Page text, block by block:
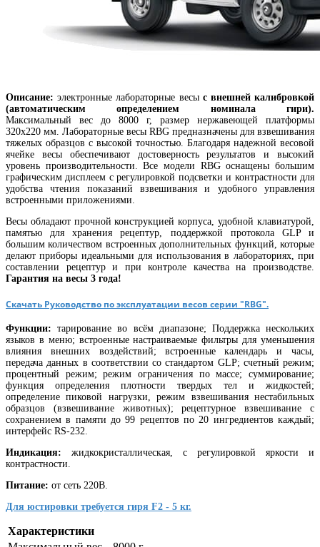
Описание: электронные лабораторные весы с внешней калибровкой
(автоматическим определением номинала гири).
Максимальный вес до 8000 г, размер нержавеющей платформы
320х220 мм. Лабораторные весы RBG предназначены для взвешивания
тяжелых образцов с высокой точностью. Благодаря надежной весовой
ячейке весы обеспечивают достоверность результатов и высокий
уровень производительности. Все модели RBG оснащены большим
графическим дисплеем с регулировкой подсветки и контрастности для
удобства чтения показаний взвешивания и удобного управления
встроенными приложениями.
Весы обладают прочной конструкцией корпуса, удобной клавиатурой,
памятью для хранения рецептур, поддержкой протокола GLP и
большим количеством встроенных дополнительных функций, которые
делают приборы идеальными для использования в лабораториях, при
составлении рецептур и при контроле качества на производстве.
Гарантия на весы 3 года!
Скачать Руководство по эксплуатации весов серии "RBG".
Функции:тарирование во всём диапазоне; Поддержка нескольких
языков в меню; встроенные настраиваемые фильтры для уменьшения
влияния внешних воздействий; встроенные календарь и часы,
передача данных в соответствии со стандартом GLP; счетный режим;
процентный режим; режим ограничения по массе; суммирование;
функция определения плотности твердых тел и жидкостей;
определение пиковой нагрузки, режим взвешивания нестабильных
образцов (взвешивание животных); рецептурное взвешивание с
сохранением в памяти до 99 рецептов по 20 ингредиентов каждый;
интерфейс RS-232.
Индикация: жидкокристаллическая, с регулировкой яркости и
контрастности.
Питание: от сеть 220В.
Для юстировки требуется гиря F2 - 5 кг.
Характеристики